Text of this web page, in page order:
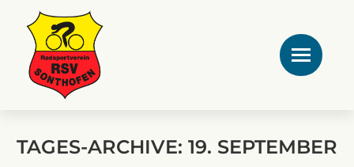
TAGES-ARCHIVE: 19. SEPTEMBER